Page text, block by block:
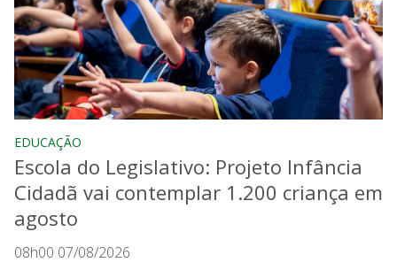
EDUCAÇÃO
Escola do Legislativo: Projeto Infância
Cidadã vai contemplar 1.200 criança em
agosto
08h00 07/08/2026